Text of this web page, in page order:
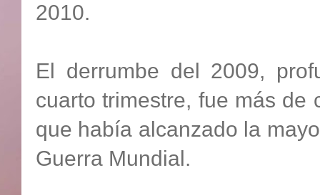
2010.
El derrumbe del 2009,
cuarto trimestre, fue más de
que había alcanzado la
Guerra Mundial.